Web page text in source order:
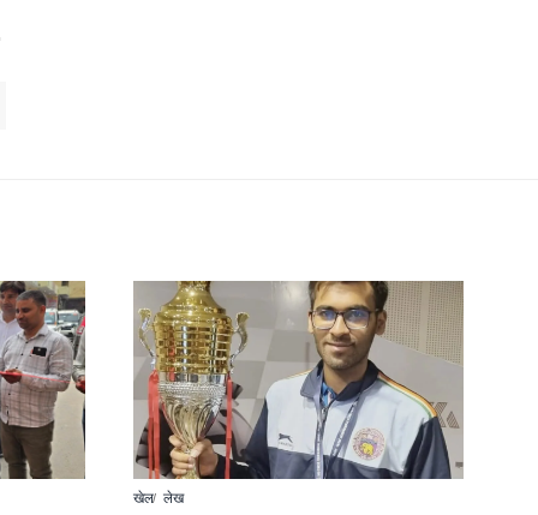
खेल लेख